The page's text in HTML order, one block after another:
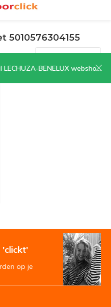
webshop | CLICK HERE NOW!
5010576304155
op:
'clickt'
op je